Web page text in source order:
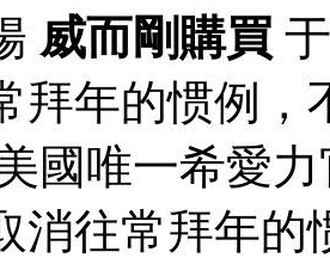
威而剛購買
拜年的惯例，
國唯一希愛
消往常拜年